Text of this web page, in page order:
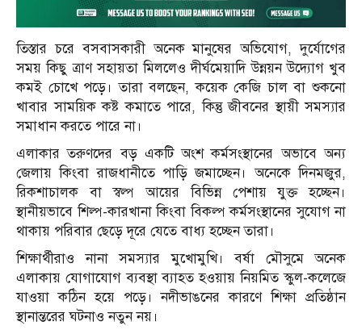
তিস্তার চরে বসবাসকারী অনেক মানুষের অভিযোগ, দুর্যোগের
সময় কিছু ত্রাণ সহায়তা মিললেও দীর্ঘমেয়াদি উন্নয়ন উদ্যোগ খুব
কমই চোখে পড়ে। তারা বলছেন, কয়েক কেজি চাল বা শুকনো
খাবার সাময়িক কষ্ট কমাতে পারে, কিন্তু জীবনের স্থায়ী সমস্যার
সমাধান করতে পারে না।
এলাকার তরুণদের বড় একটি অংশ কর্মসংস্থানের অভাবে অন্য
জেলায় কিংবা রাজধানীতে পাড়ি জমাচ্ছেন। অনেকে দিনমজুর,
রিকশাচালক বা স্বল্প আয়ের বিভিন্ন পেশায় যুক্ত হচ্ছেন।
স্থানীয়ভাবে শিল্প-কারখানা কিংবা বিকল্প কর্মসংস্থানের সুযোগ না
থাকায় পরিবার ছেড়ে দূরে যেতে বাধ্য হচ্ছেন তারা।
শিক্ষার্থীরাও নানা সমস্যার মুখোমুখি। বর্ষা মৌসুমে অনেক
এলাকায় যোগাযোগ ব্যবস্থা ব্যাহত হওয়ায় নিয়মিত স্কুল-কলেজে
যাওয়া কঠিন হয়ে পড়ে। নদীভাঙনের কারণে শিক্ষা প্রতিষ্ঠান
স্থানান্তরের ঘটনাও নতুন নয়।